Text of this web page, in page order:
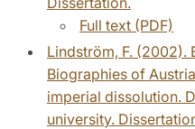
Full text (PDF)
Lindström, F. (2002).
Biographies of
imperial dissolution.
university.